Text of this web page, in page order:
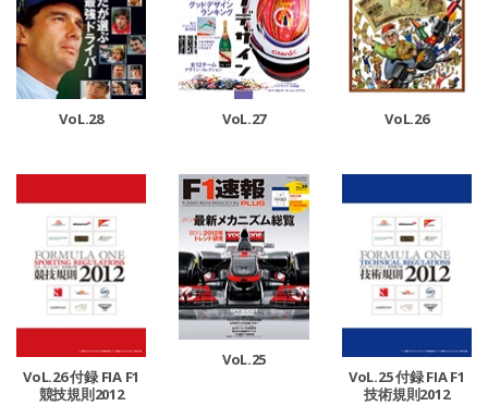
VoL.28 VoL.27 VoL.26
VoL.26 付録 FIA F1
競技規則2012
VoL.25
VoL.25 付録 FIA F1
技術規則2012